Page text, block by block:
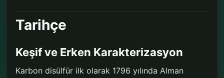
Tarihçe
Keşif ve Erken Karakterizasyon
Karbon disülfür ilk olarak 1796 yılında Alman